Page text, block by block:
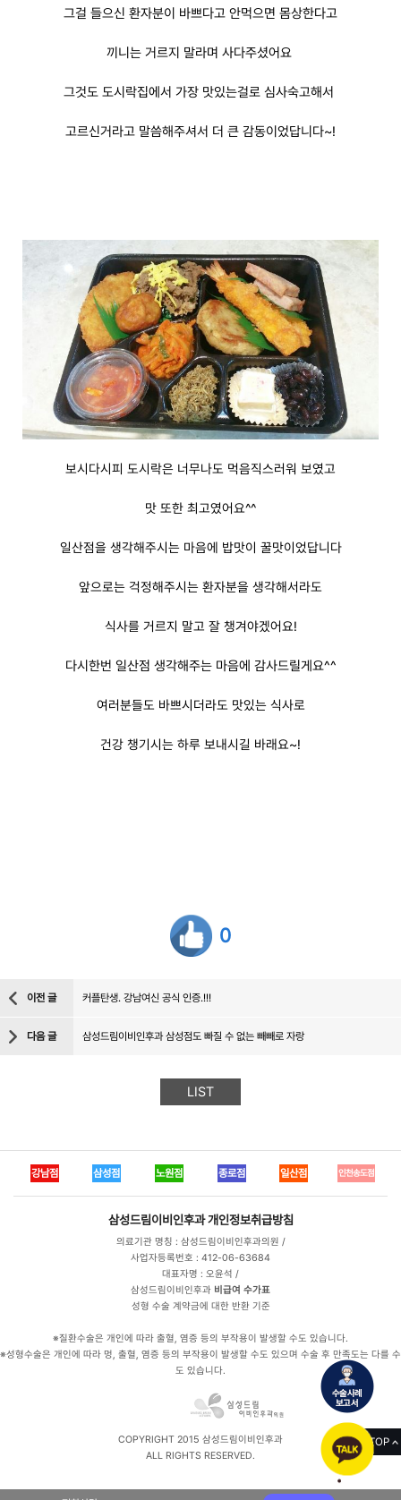
그걸 들으신 환자분이 바쁘다고 안먹으면 몸상한다고
끼니는 거르지 말라며 사다주셨어요
그것도 도시락집에서 가장 맛있는걸로 심사숙고해서
고르신거라고 말씀해주셔서 더 큰 감동이었답니다~!
보시다시피 도시락은 너무나도 먹음직스러워 보였고
맛 또한 최고였어요^^
일산점을 생각해주시는 마음에 밥맛이 꿀맛이었답니다
앞으로는 걱정해주시는 환자분을 생각해서라도
식사를 거르지 말고 잘 챙겨야겠어요!
다시한번 일산점 생각해주는 마음에 감사드릴게요^^
여러분들도 바쁘시더라도 맛있는 식사로
건강 챙기시는 하루 보내시길 바래요~!
0
이전 글 커플탄생. 강남여신 공식 인증.!!!
다음 글 삼성드림이비인후과 삼성점도 빠질 수 없는 빼빼로 자랑
LIST
강남점 삼성점 노원점 종로점 일산점 인천송도점
삼성드림이비인후과 개인정보취급방침
의료기관 명칭 : 삼성드림이비인후과의원 /
사업자등록번호 : 412-06-63684
대표자명 : 오윤석 /
삼성드림이비인후과 비급여 수가표
성형 수술 계약금에 대한 반환 기준
※질환수술은 개인에 따라 출혈, 염증 등의 부작용이 발생할 수도 있습니다.
※성형수술은 개인에 따라 멍, 출혈, 염증 등의 부작용이 발생할 수도 있으며 수술 후 만족도는 다를 수
도 있습니다.
COPYRIGHT 2015 삼성드림이비인후과
ALL RIGHTS RESERVED.
TOP